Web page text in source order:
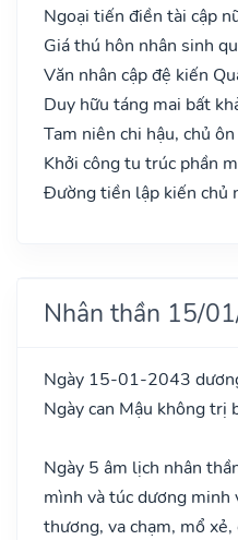
Ngoại tiến điền tài cập
Giá thú hôn nhân sinh
Văn nhân cập đệ kiến
Duy hữu táng mai bất
Tam niên chi hậu, chủ ôn
Khởi công tu trúc phần
Đường tiền lập kiến chủ
Nhân thần 15/
Ngày 15-01-2043
Ngày can Mậu không trị
Ngày 5 âm lịch nhân
mình và túc dương
thương, va chạm, mổ